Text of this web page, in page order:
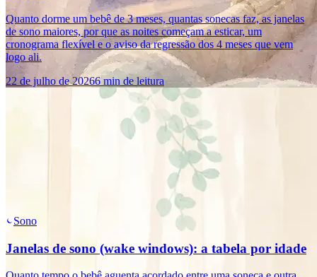
Quanto dorme um bebê de 3 meses, quantas sonecas faz, as janelas
de sono maiores, por que as noites começam a esticar, um
cronograma flexível e o aviso da regressão dos 4 meses que vem
logo ali.
22 de julho de 20266 min de leitura
Sono
Janelas de sono (wake windows): a tabela por idade